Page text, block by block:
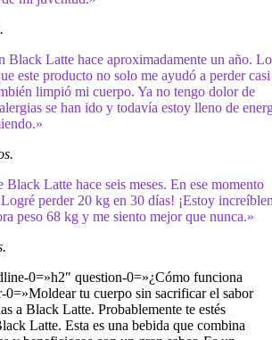
Black Latte hace aproximadamente un año.
este producto no solo me ayudó a perder
limpió mi cuerpo. Ya no tengo dolor de
se han ido y todavía estoy lleno de
Black Latte hace seis meses. En ese momento
perder 20 kg en 30 días! ¡Estoy
peso 68 kg y me siento mejor que nunca.»
0=»h2″ question-0=»¿Cómo funciona
0=»Moldear tu cuerpo sin sacrificar el sabor
a Black Latte. Probablemente te estés
Latte. Esta es una bebida que combina